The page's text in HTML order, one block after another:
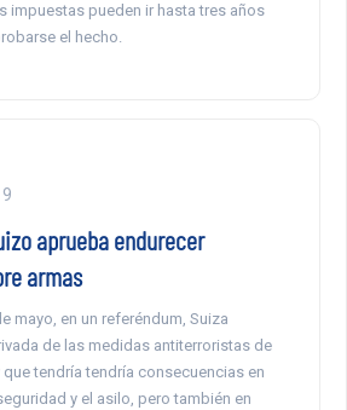
impuestas pueden ir hasta tres años
el hecho.
aprueba endurecer
armas
mayo, en un referéndum, Suiza
de las medidas antiterroristas de
que tendría tendría consecuencias en
y el asilo, pero también en